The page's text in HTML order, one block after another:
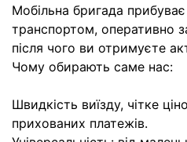
Мобільна бригада
транспортом, оперативно
після чого ви отримуєте
Чому обирають саме нас:
Швидкість виїзду, чітке
прихованих платежів.